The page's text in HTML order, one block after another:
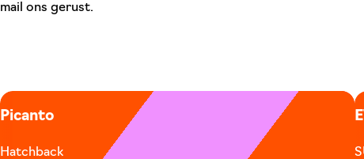
mail ons gerust.
Picanto
Hatchback